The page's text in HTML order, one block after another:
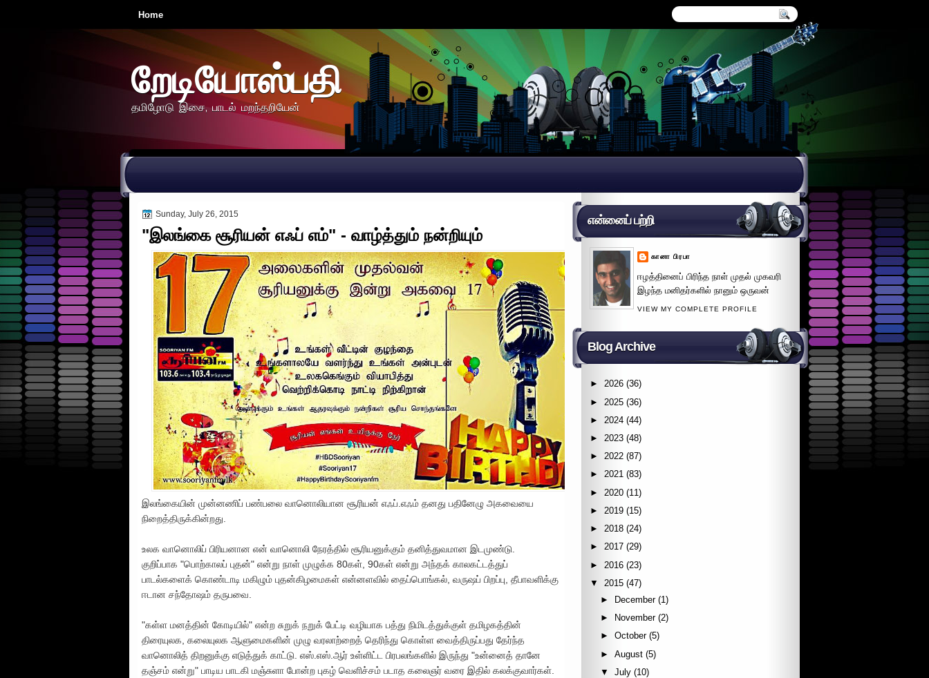
Home
றேடியோஸ்பதி
தமிழோடு இசை, பாடல் மறந்தறியேன்
Sunday, July 26, 2015
"இலங்கை சூரியன் எஃப் எம்" - வாழ்த்தும் நன்றியும்
இலங்கையின் முன்னணிப் பண்பலை வானொலியான சூரியன் எஃப்.எஃம் தனது பதினேழு அகவையை
நிறைத்திருக்கின்றது.
உலக வானொலிப் பிரியனான என் வானொலி நேரத்தில் சூரியனுக்கும் தனித்துவமான இடமுண்டு.
குறிப்பாக "பொற்காலப் புதன்" என்று நாள் முழுக்க 80கள், 90கள் என்று அந்தக் காலகட்டத்துப்
பாடல்களைக் கொண்டாடி மகிழும் புதன்கிழமைகள் என்னளவில் தைப்பொங்கல், வருஷப் பிறப்பு, தீபாவளிக்கு
ஈடான சந்தோஷம் தருபவை.
"கள்ள மனத்தின் கோடியில்" என்ற சுறுக் நறுக் பேட்டி வழியாக பத்து நிமிடத்துக்குள் தமிழகத்தின்
திரையுலக, கலையுலக ஆளுமைகளின் முழு வரலாற்றைத் தெரிந்து கொள்ள வைத்திருப்பது தேர்ந்த
வானொலித் திறனுக்கு எடுத்துக் காட்டு. எஸ்.எஸ்.ஆர் உள்ளிட்ட பிரபலங்களில் இருந்து "உன்னைத் தானே
தஞ்சம் என்று" பாடிய பாடகி மஞ்சுளா போன்ற புகழ் வெளிச்சம் படாத கலைஞர் வரை இதில் கலக்குவார்கள்.
என்னைப் பற்றி
கானா பிரபா
ஈழத்தினைப் பிரிந்த நாள் முதல் முகவரி
இழந்த மனிதர்களில் நானும் ஒருவன்
VIEW MY COMPLETE PROFILE
Blog Archive
► 2026 (36)
► 2025 (36)
► 2024 (44)
► 2023 (48)
► 2022 (87)
► 2021 (83)
► 2020 (11)
► 2019 (15)
► 2018 (24)
► 2017 (29)
► 2016 (23)
▼
2015 (47)
►
December (1)
►
November (2)
►October (5)
►August (5)
▼
July (10)